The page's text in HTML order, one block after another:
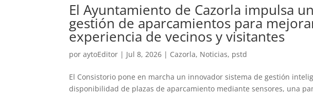
El Ayuntamiento de Cazorla impulsa
gestión de aparcamientos para
experiencia de vecinos y visitantes
poraytoEditor | Jul 8, 2026 | Cazorla, Noticias, pstd
El Consistorio pone en marcha un innovador sistema de gestión
disponibilidad de plazas de aparcamiento mediante sensores, una